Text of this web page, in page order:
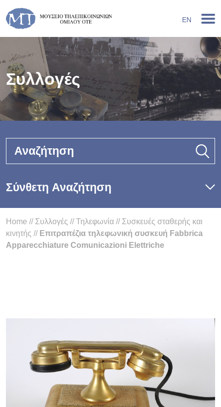
EN
Συλλογές
Αναζήτηση
Σύνθετη Αναζήτηση
Home // Συλλογές //Τηλεφωνία // Συσκευές σταθερής και
κινητής // Επιτραπέζια τηλεφωνική συσκευή Fabbrica
Apparecchiature Comunicazioni Elettriche